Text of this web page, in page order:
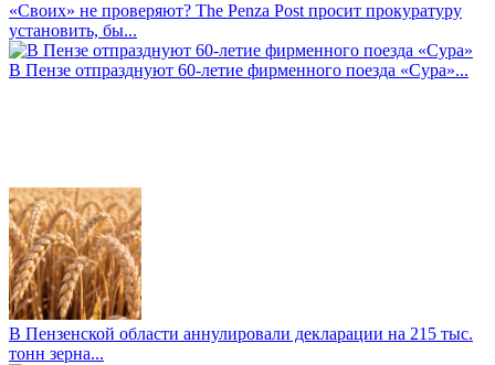
«Своих» не проверяют? The Penza Post просит прокуратуру
установить, бы...
В Пензе отпразднуют 60-летие фирменного поезда «Сура»...
В Пензенской области аннулировали декларации на 215 тыс.
тонн зерна...